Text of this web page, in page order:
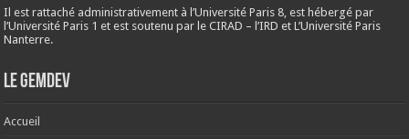
Il est rattaché administrativement à l’Université Paris 8, est hébergé par
l’Université Paris 1 et est soutenu par le CIRAD – l’IRD et L’Université Paris
Nanterre.
Le Gemdev
Accueil